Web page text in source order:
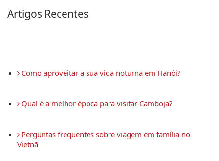
Artigos Recentes
Como aproveitar a sua vida noturna em Hanói?
Qual é a melhor época para visitar Camboja?
Perguntas frequentes sobre viagem em família no
Vietnã